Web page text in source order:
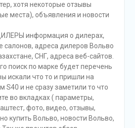
хотя некоторые отзывы
места), объявления и новости
информация о дилерах,
салонов, адреса дилеров Вольво
СНГ, адреса веб-сайтов.
поиск по марке будет перечень
искали что то и пришли на
S40 и не сразу заметили то что
во вкладках ( параметры,
фото, видео, отзывы,
купить Вольво, новости Вольво,